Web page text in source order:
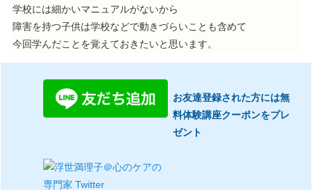
学校には細かいマニュアルがないから
障害を持つ子供は学校などで動きづらいことも含めて
今回学んだことを覚えておきたいと思います。
お友達登録された方には無
料体験講座クーポンをプレ
ゼント